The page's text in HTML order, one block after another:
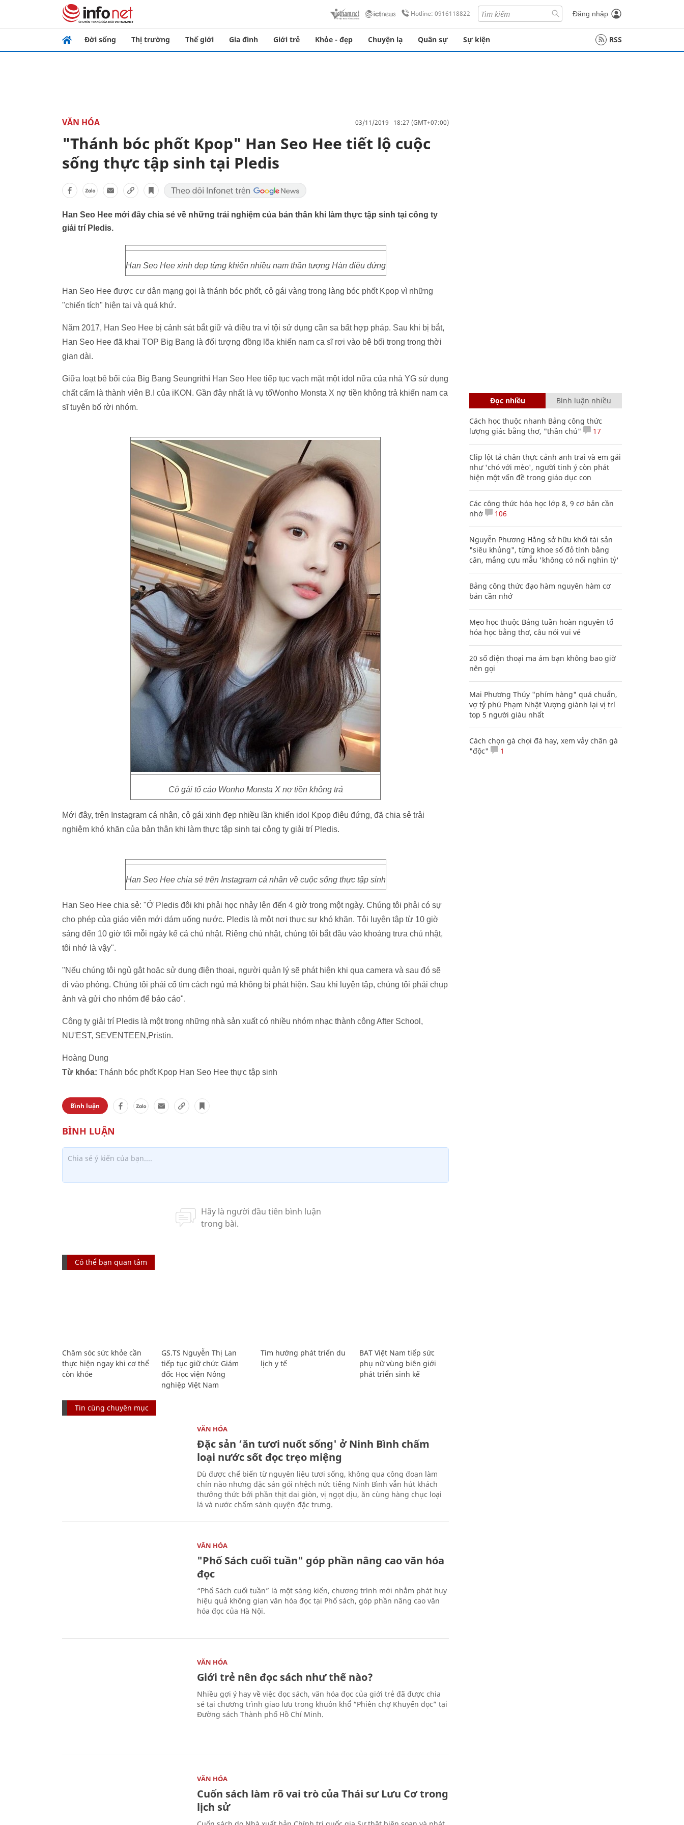
Hotline: 0916118822 Đăng nhập
Đời sống Thị trường Thế giới Gia đình Giới trẻ Khỏe - đẹp Chuyện lạ Quân sự Sự kiện RSS
VĂN HÓA 03/11/2019 18:27 (GMT+07:00)
"Thánh bóc phốt Kpop" Han Seo Hee tiết lộ cuộc
sống thực tập sinh tại Pledis
Han Seo Hee mới đây chia sẻ về những trải nghiệm của bản thân khi làm thực tập sinh tại công ty
giải trí Pledis.
Han Seo Hee xinh đẹp từng khiến nhiều nam thần tượng Hàn điêu đứng
Han Seo Hee được cư dân mạng gọi là thánh bóc phốt, cô gái vàng trong làng bóc phốt Kpop vì những
"chiến tích" hiện tại và quá khứ.
Năm 2017, Han Seo Hee bị cảnh sát bắt giữ và điều tra vì tội sử dụng cần sa bất hợp pháp. Sau khi bị bắt,
Han Seo Hee đã khai TOP Big Bang là đối tượng đồng lõa khiến nam ca sĩ rơi vào bê bối trong trong thời
gian dài.
Giữa loạt bê bối của Big Bang Seungrithì Han Seo Hee tiếp tục vạch mặt một idol nữa của nhà YG sử dụng
chất cấm là thành viên B.I của iKON. Gần đây nhất là vụ tốWonho Monsta X nợ tiền không trả khiến nam ca
sĩ tuyên bố rời nhóm.
Cô gái tố cáo Wonho Monsta X nợ tiền không trả
Mới đây, trên Instagram cá nhân, cô gái xinh đẹp nhiều lần khiến idol Kpop điêu đứng, đã chia sẻ trải
nghiệm khó khăn của bản thân khi làm thực tập sinh tại công ty giải trí Pledis.
Han Seo Hee chia sẻ trên Instagram cá nhân về cuộc sống thực tập sinh
Han Seo Hee chia sẻ: "Ở Pledis đôi khi phải học nhảy lên đến 4 giờ trong một ngày. Chúng tôi phải có sự
cho phép của giáo viên mới dám uống nước. Pledis là một nơi thực sự khó khăn. Tôi luyện tập từ 10 giờ
sáng đến 10 giờ tối mỗi ngày kể cả chủ nhật. Riêng chủ nhật, chúng tôi bắt đầu vào khoảng trưa chủ nhật,
tôi nhớ là vậy".
"Nếu chúng tôi ngủ gật hoặc sử dụng điện thoại, người quản lý sẽ phát hiện khi qua camera và sau đó sẽ
đi vào phòng. Chúng tôi phải cố tìm cách ngủ mà không bị phát hiện. Sau khi luyện tập, chúng tôi phải chụp
ảnh và gửi cho nhóm để báo cáo".
Công ty giải trí Pledis là một trong những nhà sản xuất có nhiều nhóm nhạc thành công After School,
NU'EST, SEVENTEEN,Pristin.
Hoàng Dung
Từ khóa: Thánh bóc phốt Kpop Han Seo Hee thực tập sinh
Bình luận
Có thể bạn quan tâm
Chăm sóc sức khỏe cần
thực hiện ngay khi cơ thể
còn khỏe
GS.TS Nguyễn Thị Lan
tiếp tục giữ chức Giám
đốc Học viện Nông
nghiệp Việt Nam
Tìm hướng phát triển du
lịch y tế
BAT Việt Nam tiếp sức
phụ nữ vùng biên giới
phát triển sinh kế
Tin cùng chuyên mục
VĂN HÓA
Đặc sản ‘ăn tươi nuốt sống' ở Ninh Bình chấm
loại nước sốt đọc trẹo miệng
Dù được chế biến từ nguyên liệu tươi sống, không qua công đoạn làm
chín nào nhưng đặc sản gỏi nhệch nức tiếng Ninh Bình vẫn hút khách
thưởng thức bởi phần thịt dai giòn, vị ngọt dịu, ăn cùng hàng chục loại
lá và nước chấm sánh quyện đặc trưng.
VĂN HÓA
"Phố Sách cuối tuần" góp phần nâng cao văn hóa
đọc
“Phố Sách cuối tuần” là một sáng kiến, chương trình mới nhằm phát huy
hiệu quả không gian văn hóa đọc tại Phố sách, góp phần nâng cao văn
hóa đọc của Hà Nội.
VĂN HÓA
Giới trẻ nên đọc sách như thế nào?
Nhiều gợi ý hay về việc đọc sách, văn hóa đọc của giới trẻ đã được chia
sẻ tại chương trình giao lưu trong khuôn khổ “Phiên chợ Khuyến đọc” tại
Đường sách Thành phố Hồ Chí Minh.
VĂN HÓA
Cuốn sách làm rõ vai trò của Thái sư Lưu Cơ trong
lịch sử
Đọc nhiều Bình luận nhiều
Cách học thuộc nhanh Bảng công thức
lượng giác bằng thơ, "thần chú"
17
Clip lột tả chân thực cảnh anh trai và em gái
như 'chó với mèo', người tinh ý còn phát
hiện một vấn đề trong giáo dục con
Các công thức hóa học lớp 8, 9 cơ bản cần
nhớ
106
Nguyễn Phương Hằng sở hữu khối tài sản
"siêu khủng", từng khoe sổ đỏ tính bằng
cân, mắng cựu mẫu 'không có nổi nghìn tỷ'
Bảng công thức đạo hàm nguyên hàm cơ
bản cần nhớ
Mẹo học thuộc Bảng tuần hoàn nguyên tố
hóa học bằng thơ, câu nói vui vẻ
20 số điện thoại ma ám bạn không bao giờ
nên gọi
Mai Phương Thúy "phím hàng" quá chuẩn,
vợ tỷ phú Phạm Nhật Vượng giành lại vị trí
top 5 người giàu nhất
Cách chọn gà chọi đá hay, xem vảy chân gà
"độc"
1